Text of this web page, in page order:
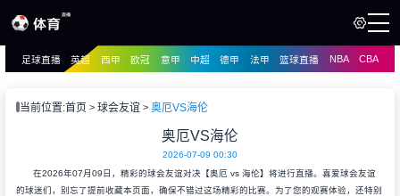
播
足球直播 英超 西甲 欧冠 意甲 中超 德甲 法甲 篮球直播 NBA CBA
当前位置:首页 球会友谊 奥厄VS海伦
奥厄VS海伦
2026-07-09 00:30
在2026年07月09日，精彩的球会友谊对决【奥厄 vs 海伦】将进行直播。喜爱球会友谊
的球迷们，别忘了提前收藏本页面，确保不错过这场精彩的比赛。为了您的观赛体验，还特别